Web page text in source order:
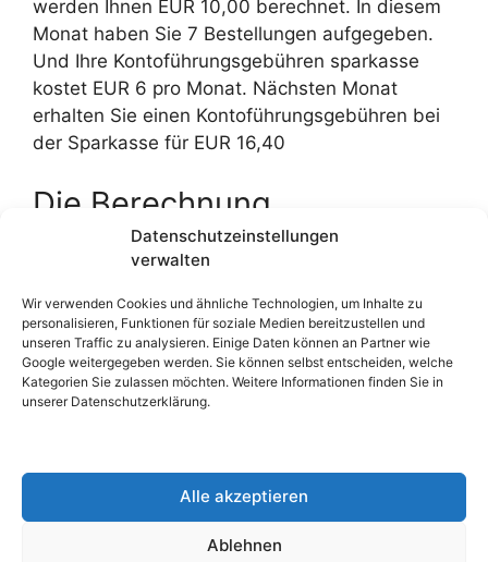
Datenschutzeinstellungen
verwalten
Wir verwenden Cookies und ähnliche Technologien, um Inhalte zu
personalisieren, Funktionen für soziale Medien bereitzustellen und
unseren Traffic zu analysieren. Einige Daten können an Partner wie
Google weitergegeben werden. Sie können selbst entscheiden, welche
Kategorien Sie zulassen möchten. Weitere Informationen finden Sie in
unserer Datenschutzerklärung.
Alle akzeptieren
Ablehnen
werden Ihnen EUR 10,00 berechnet. In diesem
Monat haben Sie 7 Bestellungen aufgegeben.
Und Ihre Kontoführungsgebühren sparkasse
kostet EUR 6 pro Monat. Nächsten Monat
erhalten Sie einen Kontoführungsgebühren bei
der Sparkasse für EUR 16,40
Die Berechnung
Entgeltabschluss /
Entgeltabrechnung
Sparkasse :
(2 * 0,20) + 10,00 EUR (Kartenwechsel) + 6,00
EUR (Entgeltabschluss Sparkasse) = 16,40 EUR
Girokonto Student